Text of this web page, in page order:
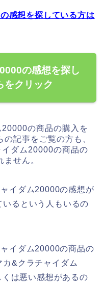
感想を探している方は
の感想を探し
をクリック
の商品の購入を
記事をご覧の方も、
ダム20000の商品の
せん。
イダム20000の感想が
るという人もいるの
イダム20000の商品の
&クラチャイダム
は悪い感想があるの